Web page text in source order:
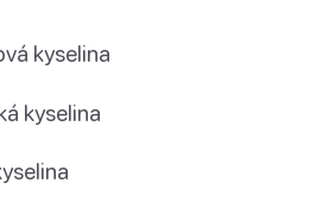
kyselina
kyselina